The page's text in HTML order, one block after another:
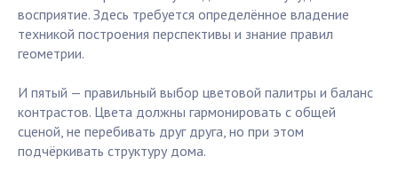
восприятие. Здесь требуется определённое владение
техникой построения перспективы и знание правил
геометрии.
И пятый — правильный выбор цветовой палитры и баланс
контрастов. Цвета должны гармонировать с общей
сценой, не перебивать друг друга, но при этом
подчёркивать структуру дома.